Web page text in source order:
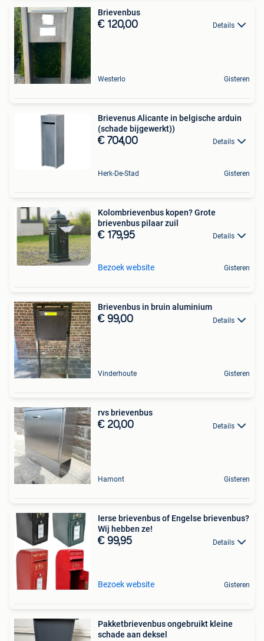
Brievenbus
€ 120,00 Details
Westerlo Gisteren
Brievenus Alicante in belgische arduin
(schade bijgewerkt))
€ 704,00 Details
Herk-De-Stad Gisteren
Kolombrievenbus kopen? Grote
brievenbus pilaar zuil
€ 179,95 Details
Bezoek website Gisteren
Brievenbus in bruin aluminium
€ 99,00 Details
Vinderhoute Gisteren
rvs brievenbus
€ 20,00 Details
Hamont Gisteren
Ierse brievenbus of Engelse brievenbus?
Wij hebben ze!
€ 99,95 Details
Bezoek website Gisteren
Pakketbrievenbus ongebruikt kleine
schade aan deksel